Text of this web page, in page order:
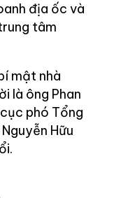
địa ốc và
tâm
mật nhà
là ông Phan
phó Tổng
Hữu